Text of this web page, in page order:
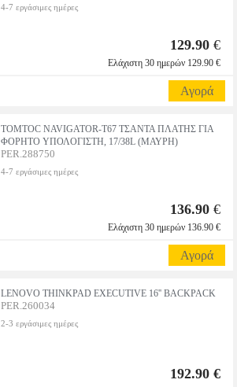
4-7 εργάσιμες ημέρες
129.90 €
Ελάχιστη 30 ημερών 129.90 €
Αγορά
TOMTOC NAVIGATOR-T67 ΤΣΑΝΤΑ ΠΛΑΤΗΣ ΓΙΑ
ΦΟΡΗΤΟ ΥΠΟΛΟΓΙΣΤΗ, 17/38L (ΜΑΥΡΗ)
PER.288750
4-7 εργάσιμες ημέρες
136.90 €
Ελάχιστη 30 ημερών 136.90 €
Αγορά
LENOVO THINKPAD EXECUTIVE 16'' BACKPACK
PER.260034
2-3 εργάσιμες ημέρες
192.90 €